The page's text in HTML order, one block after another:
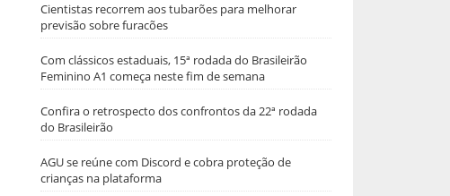
Cientistas recorrem aos tubarões para melhorar
previsão sobre furacões
Com clássicos estaduais, 15ª rodada do Brasileirão
Feminino A1 começa neste fim de semana
Confira o retrospecto dos confrontos da 22ª rodada
do Brasileirão
AGU se reúne com Discord e cobra proteção de
crianças na plataforma